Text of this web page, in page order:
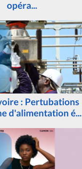
opéra...
: Pertubations
d'alimentation é...